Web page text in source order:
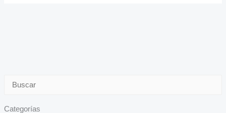
Categorías